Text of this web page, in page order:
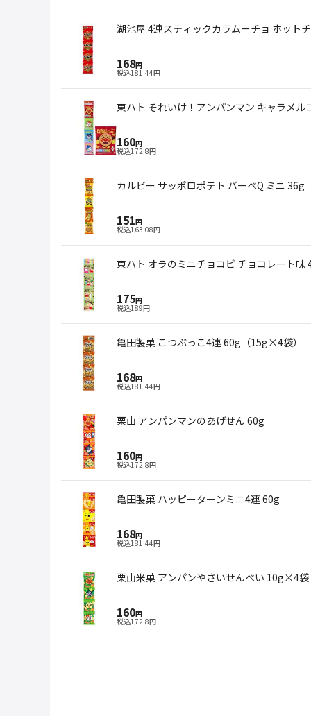
湖池屋 4連スティックカラムーチョ ホット
168円
税込181.44円
東ハト それいけ！アンパンマン キャラメル
160円
税込172.8円
カルビー サッポロポテト バーベQ ミニ 36g
151円
税込163.08円
東ハト オラのミニチョコビ チョコレート味
175円
税込189円
亀田製菓 こつぶっこ4連 60g（15g×4袋）
168円
税込181.44円
栗山 アンパンマンのあげせん 60g
160円
税込172.8円
亀田製菓 ハッピーターンミニ4連 60g
168円
税込181.44円
栗山米菓 アンパンやさいせんべい 10g×4袋
160円
税込172.8円